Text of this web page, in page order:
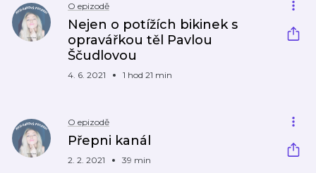
O epizodě
Nejen o potížích bikinek s
opravářkou těl Pavlou
Ščudlovou
4. 6. 2021 1 hod 21 min
O epizodě
Přepni kanál
2. 2. 2021 39 min